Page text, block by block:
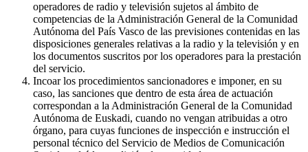
operadores de radio y televisión sujetos al ámbito de
competencias de la Administración General de la Comunidad
Autónoma del País Vasco de las previsiones contenidas en las
disposiciones generales relativas a la radio y la televisión y en
los documentos suscritos por los operadores para la prestación
del servicio.
Incoar los procedimientos sancionadores e imponer, en su
caso, las sanciones que dentro de esta área de actuación
correspondan a la Administración General de la Comunidad
Autónoma de Euskadi, cuando no vengan atribuidas a otro
órgano, para cuyas funciones de inspección e instrucción el
personal técnico del Servicio de Medios de Comunicación